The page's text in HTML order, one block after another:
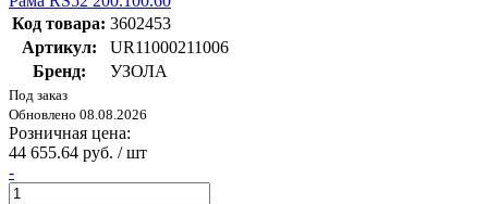
Код товара: 3602453
Артикул:
UR11000211006
Бренд:
УЗОЛА
Под заказ
Обновлено 08.08.2026
Розничная цена:
44 655.64 руб. / шт
-